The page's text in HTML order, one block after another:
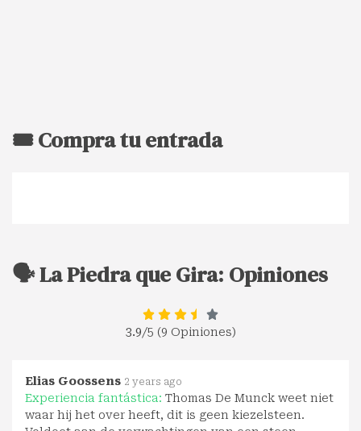
🎟️ Compra tu entrada
🗣️ La Piedra que Gira: Opiniones
3.9/5 (9 Opiniones)
Elias Goossens 2 years ago
Experiencia fantástica: Thomas De Munck weet niet
waar hij het over heeft, dit is geen kiezelsteen.